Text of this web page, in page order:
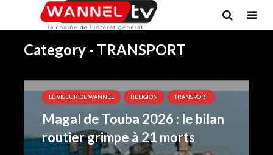
Category - TRANSPORT
LE VISEUR DE WANNEL RELIGION TRANSPORT
Magal de Touba 2026 : le bilan
routier grimpe à 21 morts